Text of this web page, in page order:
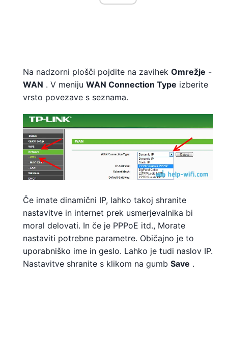
Na nadzorni plošči pojdite na zavihek Omrežje -
WAN . V meniju WAN Connection Type izberite
vrsto povezave s seznama.
Če imate dinamični IP, lahko takoj shranite
nastavitve in internet prek usmerjevalnika bi
moral delovati. In če je PPPoE itd., Morate
nastaviti potrebne parametre. Običajno je to
uporabniško ime in geslo. Lahko je tudi naslov IP.
Nastavitve shranite s klikom na gumb Save .